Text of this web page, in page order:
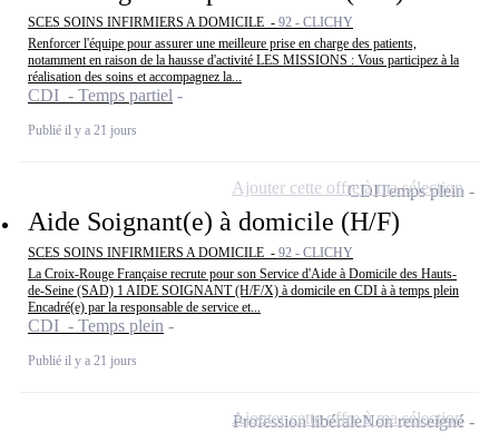
SCES SOINS INFIRMIERS A DOMICILE - 92 - CLICHY
Renforcer l'équipe pour assurer une meilleure prise en charge des patients,
notamment en raison de la hausse d'activité LES MISSIONS : Vous participez à la
réalisation des soins et accompagnez la...
CDI - Temps partiel
Publié il y a 21 jours
Aide Soignant(e) à domicile (H/F)
SCES SOINS INFIRMIERS A DOMICILE - 92 - CLICHY
La Croix-Rouge Française recrute pour son Service d'Aide à Domicile des Hauts-
de-Seine (SAD) 1 AIDE SOIGNANT (H/F/X) à domicile en CDI à à temps plein
Encadré(e) par la responsable de service et...
CDI - Temps plein
Publié il y a 21 jours
CDITemps plein
Ajouter cette offre à ma sélection
Profession libéraleNon renseigné
Ajouter cette offre à ma sélection